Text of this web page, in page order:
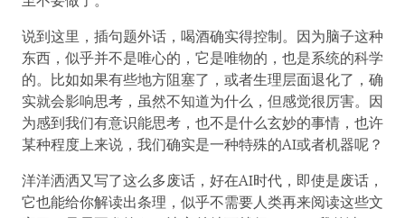
说到这里，插句题外话，喝酒确实得控制。因为脑子这种
东西，似乎并不是唯心的，它是唯物的，也是系统的科学
的。比如如果有些地方阻塞了，或者生理层面退化了，确
实就会影响思考，虽然不知道为什么，但感觉很厉害。因
为感到我们有意识能思考，也不是什么玄妙的事情，也许
某种程度上来说，我们确实是一种特殊的AI或者机器呢？
洋洋洒洒又写了这么多废话，好在AI时代，即使是废话，
它也能给你解读出条理，似乎不需要人类再来阅读这些文